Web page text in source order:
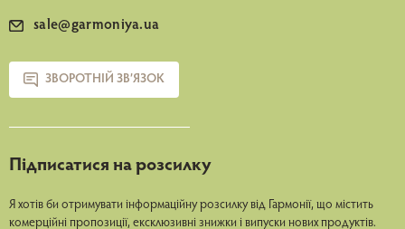
sale@garmoniya.ua
ЗВОРОТНІЙ ЗВ’ЯЗОК
Підписатися на розсилку
Я хотів би отримувати інформаційну розсилку від Гармонії, що містить
комерційні пропозиції, ексклюзивні знижки і випуски нових продуктів.